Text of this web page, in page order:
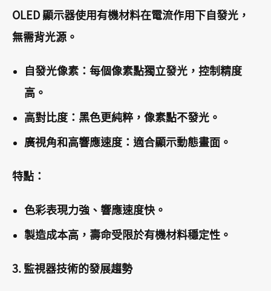
OLED 顯示器使用有機材料在電流作用下自發光，
無需背光源。
自發光像素：每個像素點獨立發光，控制精度
高。
高對比度：黑色更純粹，像素點不發光。
廣視角和高響應速度：適合顯示動態畫面。
特點：
色彩表現力強、響應速度快。
製造成本高，壽命受限於有機材料穩定性。
3. 監視器技術的發展趨勢